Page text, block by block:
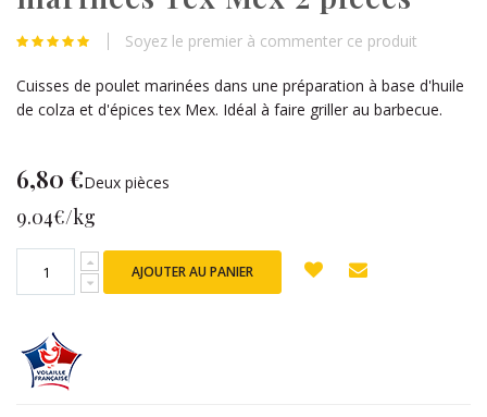
beginning
of
images
gallery
Soyez le premier à commenter ce produit
Cuisses de poulet marinées dans une préparation à base d'huile
de colza et d'épices tex Mex. Idéal à faire griller au barbecue.
6,80 €Deux pièces
9.04€/kg
AJOUTER AU PANIER